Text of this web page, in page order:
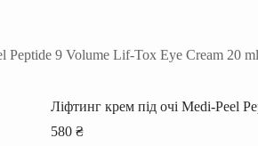
Peptide 9 Volume Lif-Tox Eye Cream 20 ml
Ліфтинг крем під очі Medi-Peel
580 ₴